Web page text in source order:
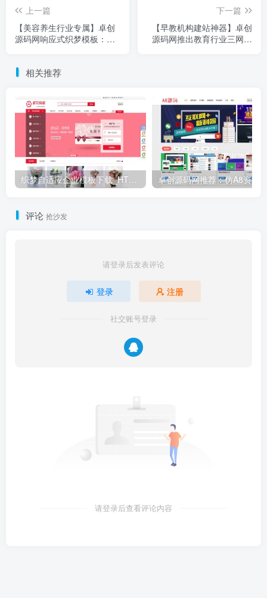
上一篇
【美容养生行业专属】卓创
源码网响应式织梦模板：多
下一篇
【早教机构建站神器】卓创
源码网推出教育行业三网合
相关推荐
评论 抢沙发
请登录后发表评论
登录 注册
社交账号登录
请登录后查看评论内容